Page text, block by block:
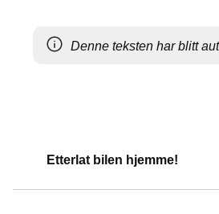
Denne teksten har blitt
Etterlat bilen hjemme!